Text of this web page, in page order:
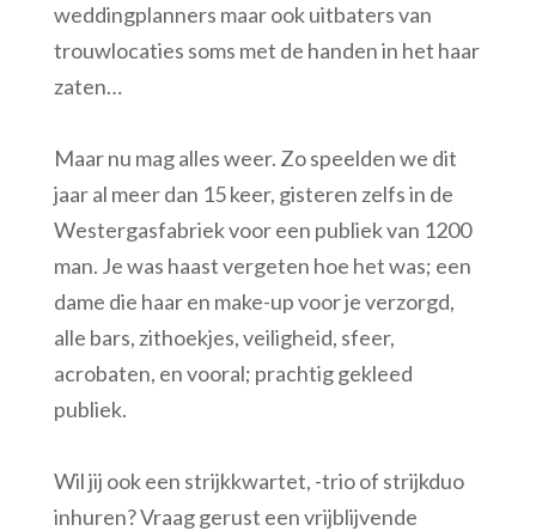
weddingplanners maar ook uitbaters van
trouwlocaties soms met de handen in het haar
zaten…
Maar nu mag alles weer. Zo speelden we dit
jaar al meer dan 15 keer, gisteren zelfs in de
Westergasfabriek voor een publiek van 1200
man. Je was haast vergeten hoe het was; een
dame die haar en make-up voor je verzorgd,
alle bars, zithoekjes, veiligheid, sfeer,
acrobaten, en vooral; prachtig gekleed
publiek.
Wil jij ook een strijkkwartet, -trio of strijkduo
inhuren? Vraag gerust een vrijblijvende